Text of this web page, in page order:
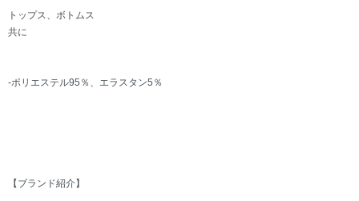
トップス、ボトムス
共に
-ポリエステル95％、エラスタン5％
【ブランド紹介】